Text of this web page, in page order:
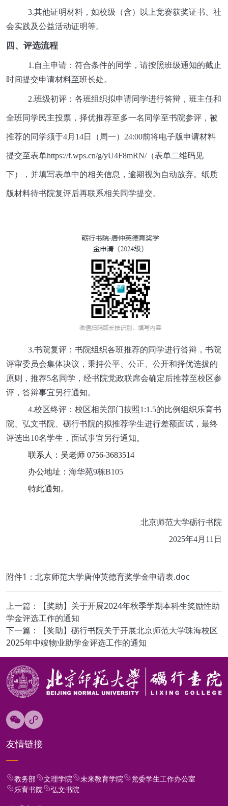
3.其他证明材料，如校级（含）以上竞赛获奖证书、社
会实践及公益活动证明等。
四、评选流程
1.自主申请：符合条件的同学，请按照班级通知的截止
时间提交申请材料至班长处。
2.班级初评：各班组织拟申请同学进行答辩，班主任和
全班同学民主投票，择优推荐至多一名同学至书院参评，被
推荐的同学须于4月14日（周一）24:00前将电子版申请材料
提交至表单https://f.wps.cn/g/yU4F8mRN/（表单二维码见
下），并填写表单中的相关信息，逾期视为自动放弃。纸质
版材料待书院复评后再联系相关同学提交。
3.书院复评：书院组织各班推荐的同学进行答辩，书院
评审委员会集体决议，秉持公平、公正、公开和择优选拔的
原则，推荐5名同学，经书院党政联席会确定后推荐至校区参
评，答辩事宜另行通知。
4.校区终评：校区相关部门按照1:1.5的比例组织乐育书
院、弘文书院、砺行书院的拟推荐学生进行差额面试，最终
评选出10名学生，面试事宜另行通知。
联系人：吴老师 0756-3683514
办公地址： 海华苑9栋B105
特此通知。
北京师范大学砺行书院
2025年4月11日
附件1：北京师范大学唐仲英德育奖学金申请表.doc
上一篇：【奖助】关于开展2024年秋季学期本科生奖励性助
学金评选工作的通知
下一篇：【奖助】砺行书院关于开展北京师范大学珠海校区
2025年中竣物业助学金评选工作的通知
友情链接
教务部 文理学院 未来教育学院
党委学生工作办公室
乐育书院
弘文书院